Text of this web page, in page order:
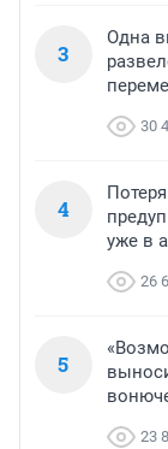
3
Одна
30
4
уже в
26
5
23